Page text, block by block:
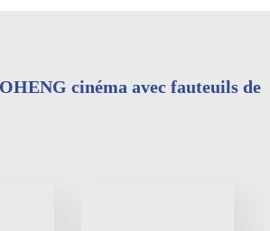
cinéma avec fauteuils de